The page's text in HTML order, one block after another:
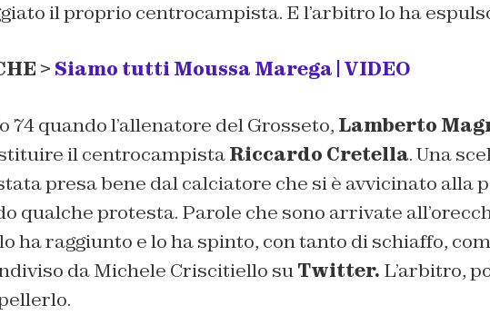
il proprio centrocampista. E l’arbitro lo ha
> Siamo tutti Moussa Marega | VIDEO
74 quando l’allenatore del Grosseto, Lamberto
il centrocampistaRiccardo Cretella. Una
presa bene dal calciatore che si è avvicinato alla
qualche protesta. Parole che sono arrivate
ha raggiunto e lo ha spinto, con tanto di schiaffo,
da Michele Criscitiello suTwitter. L’arbitro,